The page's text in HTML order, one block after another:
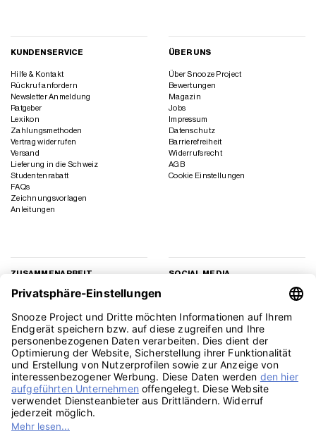
KUNDENSERVICE
Hilfe & Kontakt
Rückruf anfordern
Newsletter Anmeldung
Ratgeber
Lexikon
Zahlungsmethoden
Vertrag widerrufen
Versand
Lieferung in die Schweiz
Studentenrabatt
FAQs
Zeichnungsvorlagen
Anleitungen
ÜBER UNS
Über Snooze Project
Bewertungen
Magazin
Jobs
Impressum
Datenschutz
Barrierefreiheit
Widerrufsrecht
AGB
Cookie Einstellungen
ZUSAMMENARBEIT
Geschäftskunden
Presse
Affiliate Marketing
SOCIAL MEDIA
TikTok
YouTube
Pinterest
LinkedIn